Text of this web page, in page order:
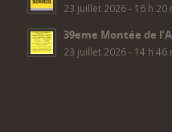
23 juillet 2026 - 16 h 20
39eme Montée de
23 juillet 2026 - 14 h 46